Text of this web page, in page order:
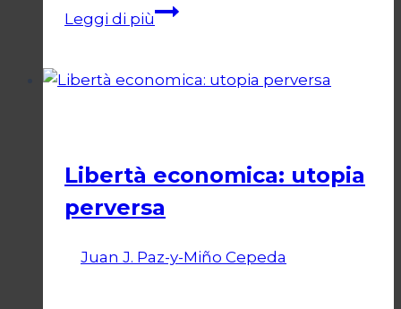
Leggi di piùMercato
democrazia
Libertà economica: utopia
perversa
Juan J. Paz-y-Miño Cepeda